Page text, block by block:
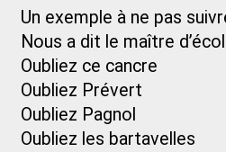
Un exemple à ne pas
Nous a dit le maître
Oubliez ce cancre
Oubliez Prévert
Oubliez Pagnol
Oubliez les bartavelles